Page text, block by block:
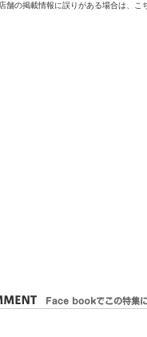
舗の掲載情報に誤りがある場合は、こ